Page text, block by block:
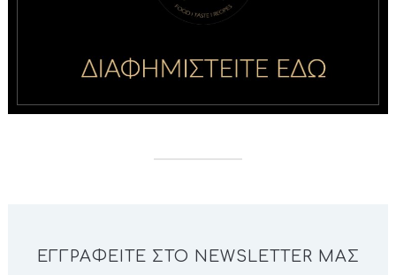
ΕΓΓΡΑΦΕΊΤΕ ΣΤΟ NEWSLETTER ΜΑΣ